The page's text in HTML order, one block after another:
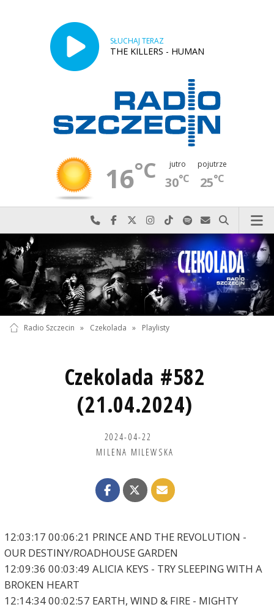
SŁUCHAJ TERAZ
THE KILLERS - HUMAN
16°C jutro
30°C
pojutrze
25°C
Najlepiej po prostu do nas zadzwoń
Odwiedź nas na Facebook-u
Odwiedź nas na X
Odwiedź nas na Instagram-ie
Odwiedź nas na TikTok-u
Szukaj nas na Spotify
Wyślij do nas
Szukaj
Radio Szczecin » Czekolada » Playlisty
Czekolada #582
(21.04.2024)
2024-04-22
MILENA MILEWSKA
12:03:17 00:06:21 PRINCE AND THE REVOLUTION -
OUR DESTINY/ROADHOUSE GARDEN
12:09:36 00:03:49 ALICIA KEYS - TRY SLEEPING WITH A
BROKEN HEART
12:14:34 00:02:57 EARTH, WIND & FIRE - MIGHTY